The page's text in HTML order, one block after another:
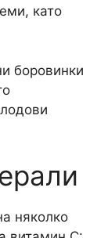
като
боровинки
няколко